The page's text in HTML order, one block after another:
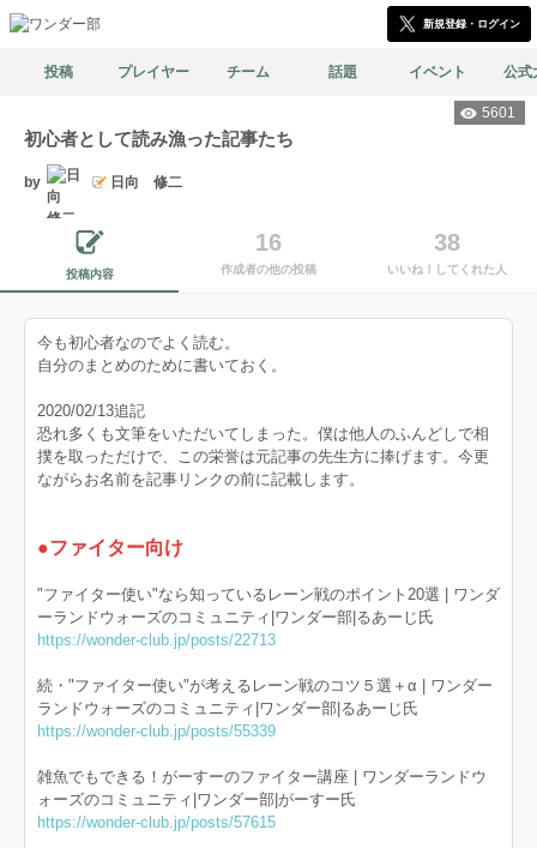
新規登録・ログイン
投稿 プレイヤー チーム 話題 イベント 公式
5601
初心者として読み漁った記事たち
by 日向 修二
投稿内容
16
作成者の他の投稿
38
いいね！してくれた人
今も初心者なのでよく読む。
自分のまとめのために書いておく。
2020/02/13追記
恐れ多くも文筆をいただいてしまった。僕は他人のふんどしで相
撲を取っただけで、この栄誉は元記事の先生方に捧げます。今更
ながらお名前を記事リンクの前に記載します。
●ファイター向け
"ファイター使い"なら知っているレーン戦のポイント20選 | ワンダ
ーランドウォーズのコミュニティ|ワンダー部|るあーじ氏
https://wonder-club.jp/posts/22713
続・"ファイター使い"が考えるレーン戦のコツ５選＋α | ワンダー
ランドウォーズのコミュニティ|ワンダー部|るあーじ氏
https://wonder-club.jp/posts/55339
雑魚でもできる！がーすーのファイター講座 | ワンダーランドウ
ォーズのコミュニティ|ワンダー部|がーすー氏
https://wonder-club.jp/posts/57615